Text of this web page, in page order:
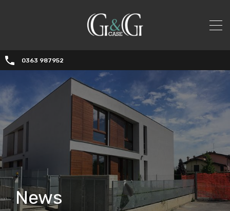
0363 987952
News